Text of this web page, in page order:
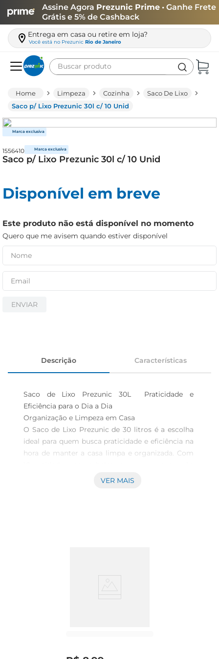
Assine Agora Prezunic Prime • Ganhe Frete
Grátis e 5% de Cashback
Entrega em casa ou retire em loja?
Você está no Prezunic Rio de Janeiro
Buscar produto
Limpeza Cozinha
Saco De Lixo
Saco p/ Lixo Prezunic 30l c/ 10 Unid
1556410
Saco p/ Lixo Prezunic 30l c/ 10 Unid
Disponível em breve
Este produto não está disponível no momento
Quero que me avisem quando estiver disponível
ENVIAR
Descrição Características
Saco de Lixo Prezunic 30L  Praticidade e
Eficiência para o Dia a Dia
Organização e Limpeza em Casa
O Saco de Lixo Prezunic de 30 litros é a escolha
ideal para quem busca praticidade e eficiência na
hora de manter a casa limpa e organizada. Com
perfeitos para o descarte de resíduos em
evitando rasgos e vazamentos. Essa resistência é
VER MAIS
leite
café
queijo
arroz
iogurte
papel higiênico
cerveja